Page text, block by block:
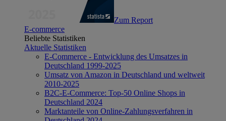
Zum Report
E-commerce
Beliebte Statistiken
Aktuelle Statistiken
E-Commerce - Entwicklung des Umsatzes in
Deutschland 1999-2025
Umsatz von Amazon in Deutschland und weltweit
2010-2025
B2C-E-Commerce: Top-50 Online Shops in
Deutschland 2024
Marktanteile von Online-Zahlungsverfahren in